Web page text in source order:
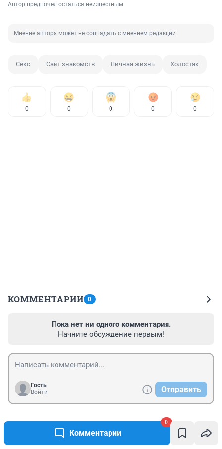
Комментарии
0
Автор предпочел остаться неизвестным
Мнение автора может не совпадать с мнением редакции
Секс Сайт знакомств Личная жизнь Холостяк
0 0 0 0 0
КОММЕНТАРИИ 0
Пока нет ни одного комментария.
Начните обсуждение первым!
Гость
Войти
Отправить
Новости СМИ2